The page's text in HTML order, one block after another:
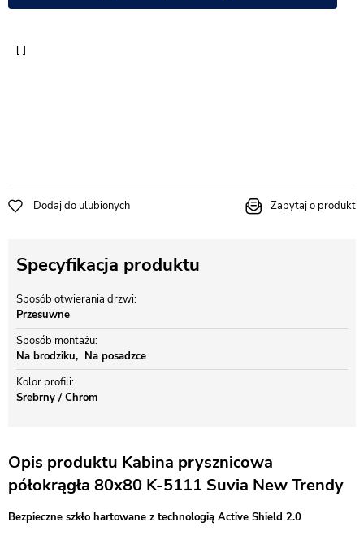
Dodaj do ulubionych Zapytaj o produkt
Specyfikacja produktu
Sposób otwierania drzwi
Przesuwne
Sposób montażu
Na brodziku
Na posadzce
Kolor profili
Srebrny / Chrom
Opis produktu Kabina prysznicowa
półokrągła 80x80 K-5111 Suvia New Trendy
Bezpieczne szkło hartowane z technologią Active Shield 2.0